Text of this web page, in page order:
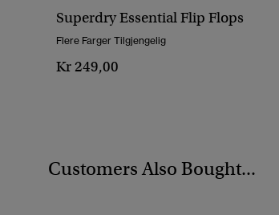
Superdry Essential Flip Flops
Flere Farger Tilgjengelig
Kr 249,00
Customers Also Bought...